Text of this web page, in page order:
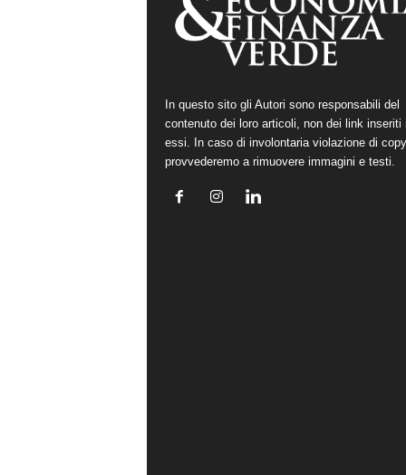
In questo sito gli Autori sono responsabili del
contenuto dei loro articoli, non dei link inseriti
essi. In caso di involontaria violazione di
provvederemo a rimuovere immagini e testi.